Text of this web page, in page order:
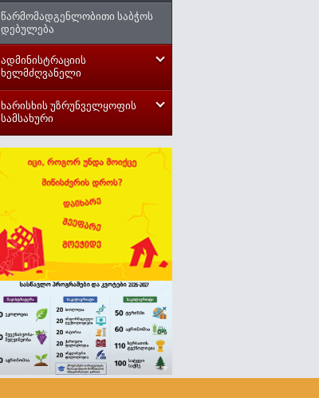
წარმომადგენლობითი საბჭოს
დებულება
ადმინისტრაციის
ხელმძღვანელი
ხარისხის უზრუნველყოფის
სამსახური